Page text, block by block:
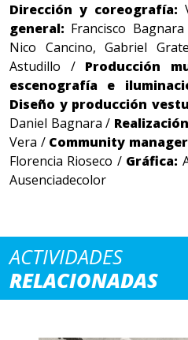
Dirección y coreografía:
general: Francisco
Nico Cancino, Gabriel
Astudillo / Producción
escenografía e
Diseño y producción
Daniel Bagnara /
Vera / Community
Florencia Rioseco / Gráfica:
Ausenciadecolor
ACTIVIDADES
RELACIONADAS